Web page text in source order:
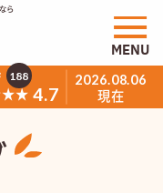
ら
4.7
188 2026.08.06
現在
MENU